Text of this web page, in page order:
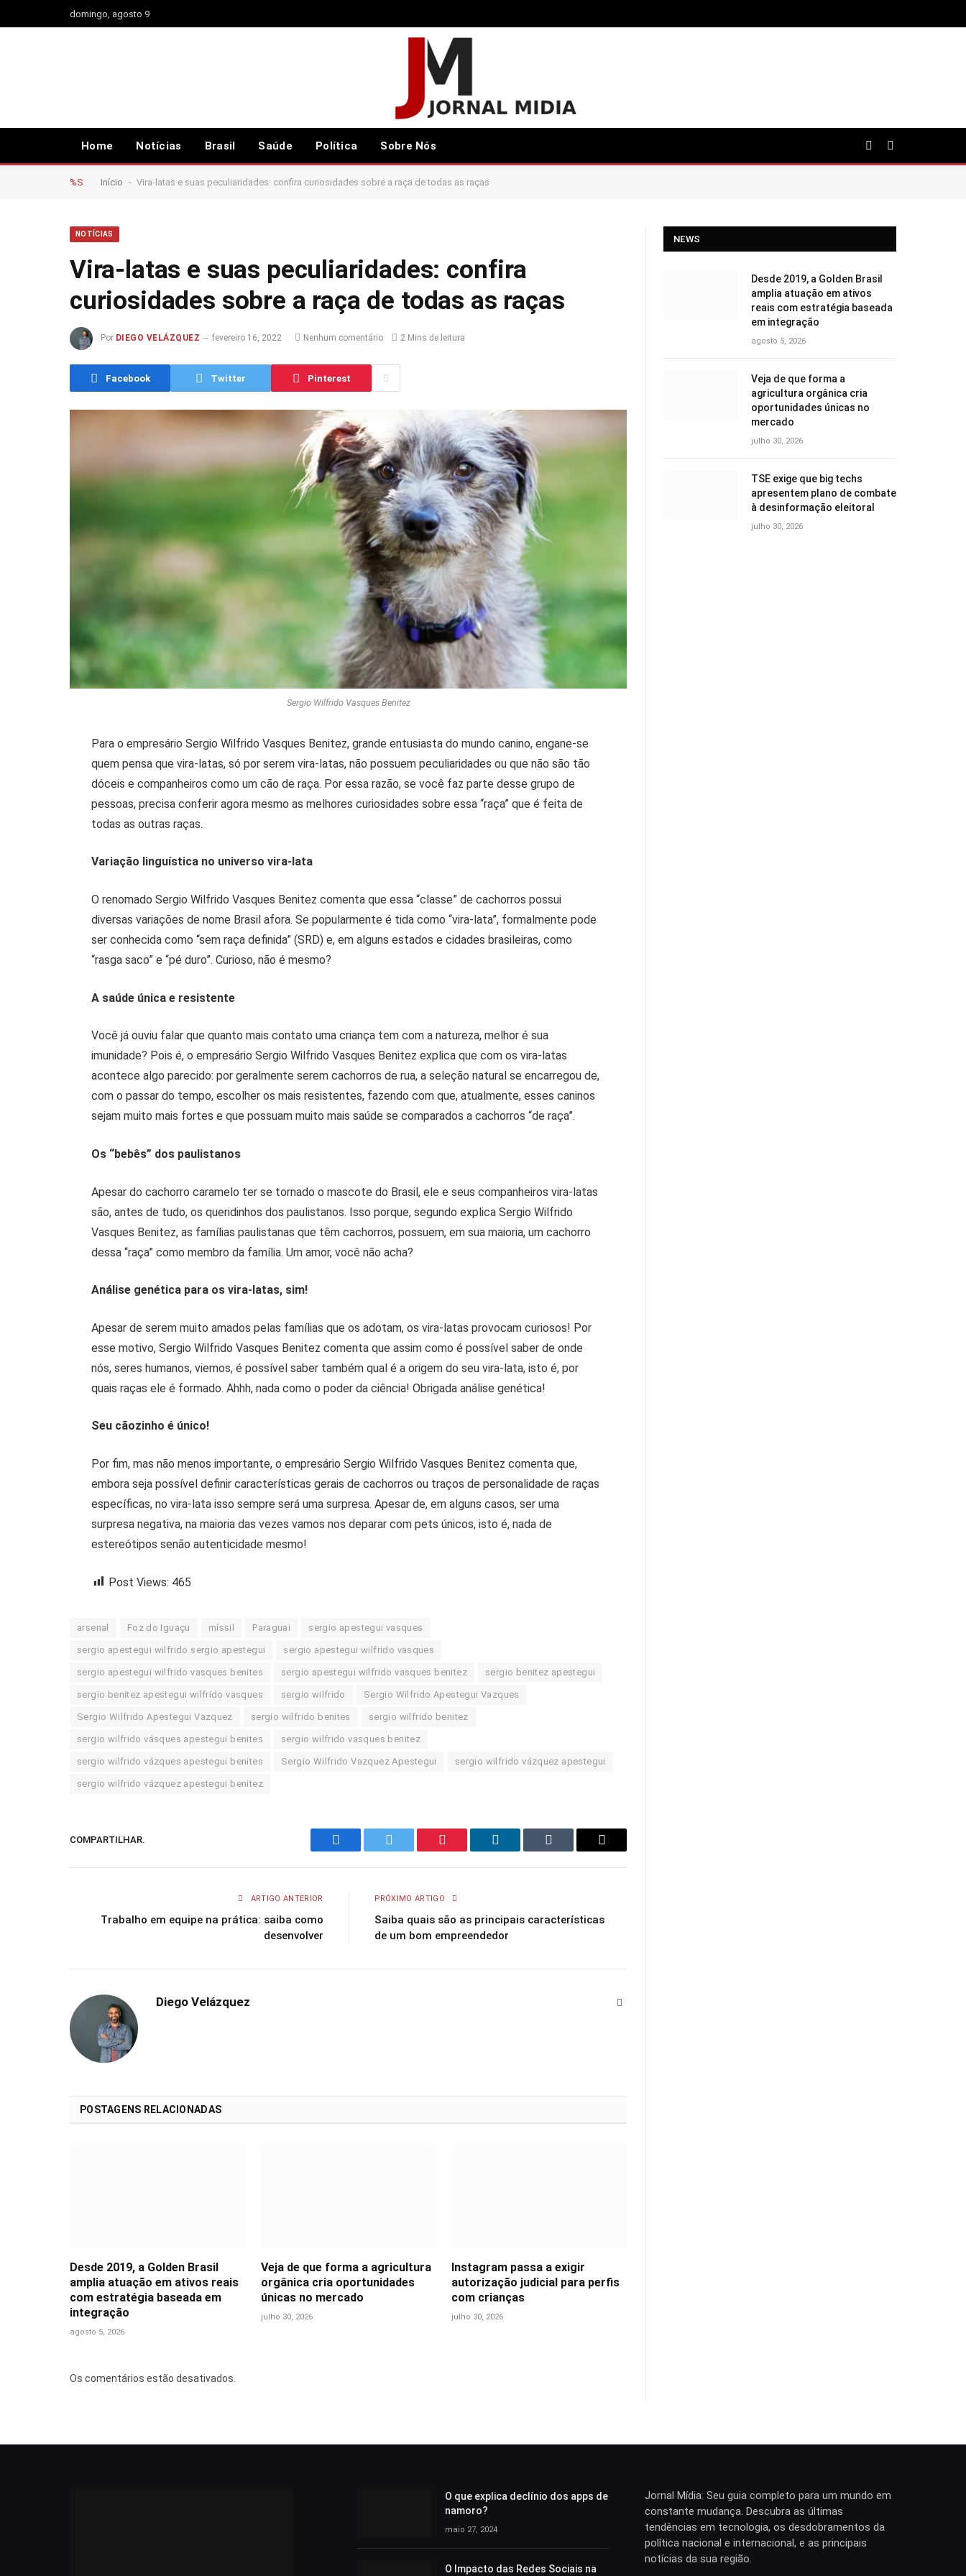
domingo, agosto 9
Home Notícias Brasil Saúde Política Sobre Nós
%S Início - Vira-latas e suas peculiaridades: confira curiosidades sobre a raça de todas as raças
NOTÍCIAS
Vira-latas e suas peculiaridades: confira
curiosidades sobre a raça de todas as raças
Por DIEGO VELÁZQUEZ fevereiro 16, 2022 Nenhum comentário 2 Mins de leitura
Facebook Twitter Pinterest
Sergio Wilfrido Vasques Benitez
Para o empresário Sergio Wilfrido Vasques Benitez, grande entusiasta do mundo canino, engane-se
quem pensa que vira-latas, só por serem vira-latas, não possuem peculiaridades ou que não são tão
dóceis e companheiros como um cão de raça. Por essa razão, se você faz parte desse grupo de
pessoas, precisa conferir agora mesmo as melhores curiosidades sobre essa “raça” que é feita de
todas as outras raças.
Variação linguística no universo vira-lata
O renomado Sergio Wilfrido Vasques Benitez comenta que essa “classe” de cachorros possui
diversas variações de nome Brasil afora. Se popularmente é tida como “vira-lata”, formalmente pode
ser conhecida como “sem raça definida” (SRD) e, em alguns estados e cidades brasileiras, como
“rasga saco” e “pé duro”. Curioso, não é mesmo?
A saúde única e resistente
Você já ouviu falar que quanto mais contato uma criança tem com a natureza, melhor é sua
imunidade? Pois é, o empresário Sergio Wilfrido Vasques Benitez explica que com os vira-latas
acontece algo parecido: por geralmente serem cachorros de rua, a seleção natural se encarregou de,
com o passar do tempo, escolher os mais resistentes, fazendo com que, atualmente, esses caninos
sejam muito mais fortes e que possuam muito mais saúde se comparados a cachorros “de raça”.
Os “bebês” dos paulistanos
Apesar do cachorro caramelo ter se tornado o mascote do Brasil, ele e seus companheiros vira-latas
são, antes de tudo, os queridinhos dos paulistanos. Isso porque, segundo explica Sergio Wilfrido
Vasques Benitez, as famílias paulistanas que têm cachorros, possuem, em sua maioria, um cachorro
dessa “raça” como membro da família. Um amor, você não acha?
Análise genética para os vira-latas, sim!
Apesar de serem muito amados pelas famílias que os adotam, os vira-latas provocam curiosos! Por
esse motivo, Sergio Wilfrido Vasques Benitez comenta que assim como é possível saber de onde
nós, seres humanos, viemos, é possível saber também qual é a origem do seu vira-lata, isto é, por
quais raças ele é formado. Ahhh, nada como o poder da ciência! Obrigada análise genética!
Seu cãozinho é único!
Por fim, mas não menos importante, o empresário Sergio Wilfrido Vasques Benitez comenta que,
embora seja possível definir características gerais de cachorros ou traços de personalidade de raças
específicas, no vira-lata isso sempre será uma surpresa. Apesar de, em alguns casos, ser uma
surpresa negativa, na maioria das vezes vamos nos deparar com pets únicos, isto é, nada de
estereótipos senão autenticidade mesmo!
Post Views: 465
arsenal Foz do Iguaçu míssil Paraguai sergio apestegui vasques
sergio apestegui wilfrido sergio apestegui sergio apestegui wilfrido vasques
sergio apestegui wilfrido vasques benites sergio apestegui wilfrido vasques benitez sergio benitez apestegui
sergio benitez apestegui wilfrido vasques sergio wilfrido Sergio Wilfrido Apestegui Vazques
Sergio Wilfrido Apestegui Vazquez sergio wilfrido benites sergio wilfrido benitez
sergio wilfrido vásques apestegui benites sergio wilfrido vasques benitez
sergio wilfrido vázques apestegui benites Sergio Wilfrido Vazquez Apestegui sergio wilfrido vázquez apestegui
sergio wilfrido vázquez apestegui benitez
COMPARTILHAR.
Facebook Twitter Pinterest LinkedIn Tumblr Email
ARTIGO ANTERIOR
Trabalho em equipe na prática: saiba como
desenvolver
PRÓXIMO ARTIGO
Saiba quais são as principais características
de um bom empreendedor
Diego Velázquez
POSTAGENS RELACIONADAS
Desde 2019, a Golden Brasil
amplia atuação em ativos reais
com estratégia baseada em
integração
agosto 5, 2026
Veja de que forma a agricultura
orgânica cria oportunidades
únicas no mercado
julho 30, 2026
Instagram passa a exigir
autorização judicial para perfis
com crianças
julho 30, 2026
Os comentários estão desativados.
NEWS
Desde 2019, a Golden Brasil
amplia atuação em ativos
reais com estratégia baseada
em integração
agosto 5, 2026
Veja de que forma a
agricultura orgânica cria
oportunidades únicas no
mercado
julho 30, 2026
TSE exige que big techs
apresentem plano de combate
à desinformação eleitoral
julho 30, 2026
O que explica declínio dos apps de
namoro?
maio 27, 2024
O Impacto das Redes Sociais na
Jornal Mídia: Seu guia completo para um mundo em
constante mudança. Descubra as últimas
tendências em tecnologia, os desdobramentos da
política nacional e internacional, e as principais
notícias da sua região.